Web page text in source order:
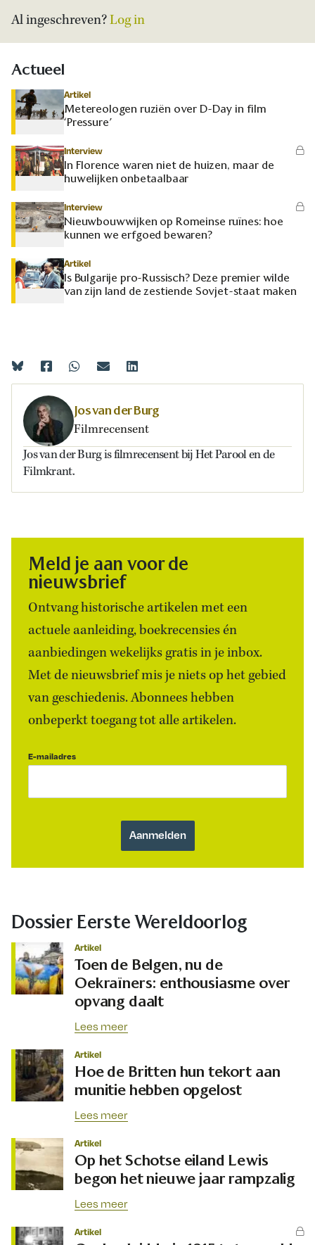
Al ingeschreven?Log in
Actueel
Artikel
Metereologen ruziën over D-Day in film
‘Pressure’
Interview
In Florence waren niet de huizen, maar de
huwelijken onbetaalbaar
Interview
Nieuwbouwwijken op Romeinse ruïnes: hoe
kunnen we erfgoed bewaren?
Artikel
Is Bulgarije pro-Russisch? Deze premier wilde
van zijn land de zestiende Sovjet-staat maken
Jos van der Burg
Filmrecensent
Jos van der Burg is filmrecensent bij Het Parool en de
Filmkrant.
Meld je aan voor de
nieuwsbrief
Ontvang historische artikelen met een
actuele aanleiding, boekrecensies én
aanbiedingen wekelijks gratis in je inbox.
Met de nieuwsbrief mis je niets op het gebied
van geschiedenis. Abonnees hebben
onbeperkt toegang tot alle artikelen.
E-mailadres
Dossier Eerste Wereldoorlog
Artikel
Toen de Belgen, nu de
Oekraïners: enthousiasme over
opvang daalt
Lees meer
Artikel
Hoe de Britten hun tekort aan
munitie hebben opgelost
Lees meer
Artikel
Op het Schotse eiland Lewis
begon het nieuwe jaar rampzalig
Lees meer
Artikel